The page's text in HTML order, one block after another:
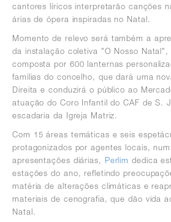
cantores líricos interpretarão canções
árias de ópera inspiradas no Natal.
Momento de relevo será também a
da instalação coletiva "O Nosso
composta por 600 lanternas
famílias do concelho, que dará uma
Direita e conduzirá o público ao
atuação do Coro Infantil do CAF de S.
escadaria da Igreja Matriz.
Com 15 áreas temáticas e seis
protagonizados por agentes locais,
apresentações diárias, Perlimdedica
estações do ano, refletindo
matéria de alterações climáticas e
materiais de cenografia, que dão vida
Natal.